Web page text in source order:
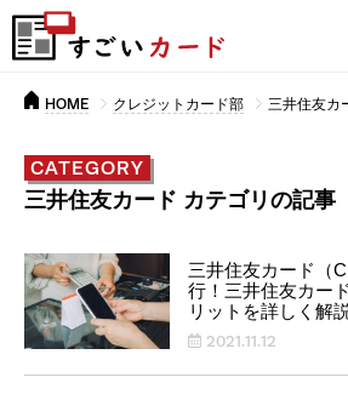
HOME クレジットカード部 三井住友カ
CATEGORY
三井住友カード カテゴリの記事
三井住友カード（
行！三井住友カー
リットを詳しく解説
2021.11.12